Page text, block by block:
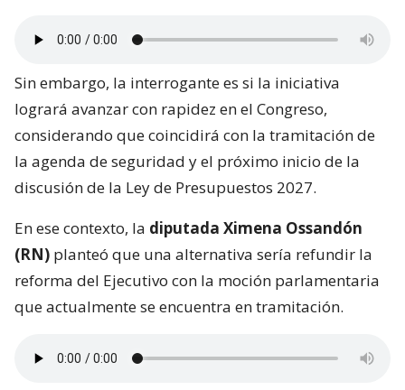
Sin embargo, la interrogante es si la iniciativa
logrará avanzar con rapidez en el Congreso,
considerando que coincidirá con la tramitación de
la agenda de seguridad y el próximo inicio de la
discusión de la Ley de Presupuestos 2027.
En ese contexto, la diputada Ximena Ossandón
(RN) planteó que una alternativa sería refundir la
reforma del Ejecutivo con la moción parlamentaria
que actualmente se encuentra en tramitación.